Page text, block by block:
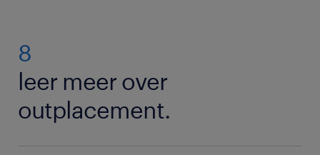
8
leer meer over
outplacement.